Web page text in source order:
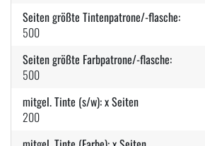
Seiten größte Tintenpatrone/-flasche:
500
Seiten größte Farbpatrone/-flasche:
500
mitgel. Tinte (s/w): x Seiten
200